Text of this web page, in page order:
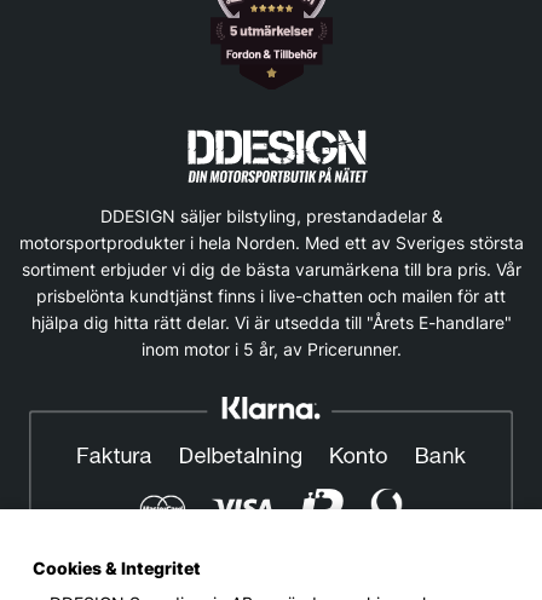
DDESIGN säljer bilstyling, prestandadelar &
motorsportprodukter i hela Norden. Med ett av Sveriges största
sortiment erbjuder vi dig de bästa varumärkena till bra pris. Vår
prisbelönta kundtjänst finns i live-chatten och mailen för att
hjälpa dig hitta rätt delar. Vi är utsedda till "Årets E-handlare"
inom motor i 5 år, av Pricerunner.
Cookies & Integritet